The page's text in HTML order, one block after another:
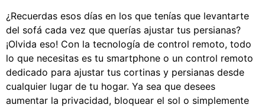
¿Recuerdas esos días en los que tenías que levantarte
del sofá cada vez que querías ajustar tus persianas?
¡Olvida eso! Con la tecnología de control remoto, todo
lo que necesitas es tu smartphone o un control remoto
dedicado para ajustar tus cortinas y persianas desde
cualquier lugar de tu hogar. Ya sea que desees
aumentar la privacidad, bloquear el sol o simplemente